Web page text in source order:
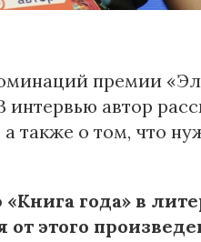
премии
автор
также о том, что
года» в
этого